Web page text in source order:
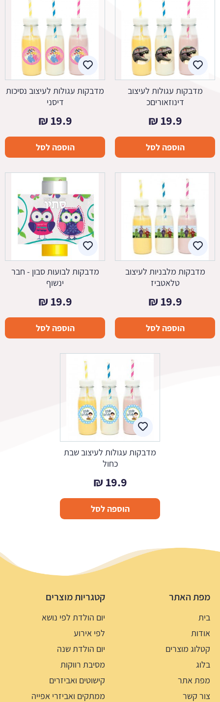
מדבקות עגולות לעיצוב
דינוזאוריםכ
19.9
₪
הוספה לסל
מדבקות עגולות לעיצוב נסיכות
דיסני
19.9
₪
הוספה לסל
מדבקות מלבניות לעיצוב
טלאטביז
19.9
₪
הוספה לסל
מדבקות לבועות סבון - חבר
ינשוף
19.9
₪
הוספה לסל
מדבקות עגולות לעיצוב שבת
כחול
19.9
₪
הוספה לסל
מפת האתר
בית
אודות
קטלוג מוצרים
בלוג
מפת אתר
צור קשר
קטגריות מוצרים
יום הולדת לפי נושא
לפי אירוע
יום הולדת שנה
מסיבת רווקות
קישוטים ואביזרים
ממתקים ואביזרי אפייה